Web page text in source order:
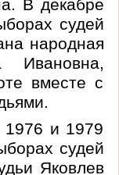
В декабре
судей
народная
вместе с
и 1979
судей
Яковлев